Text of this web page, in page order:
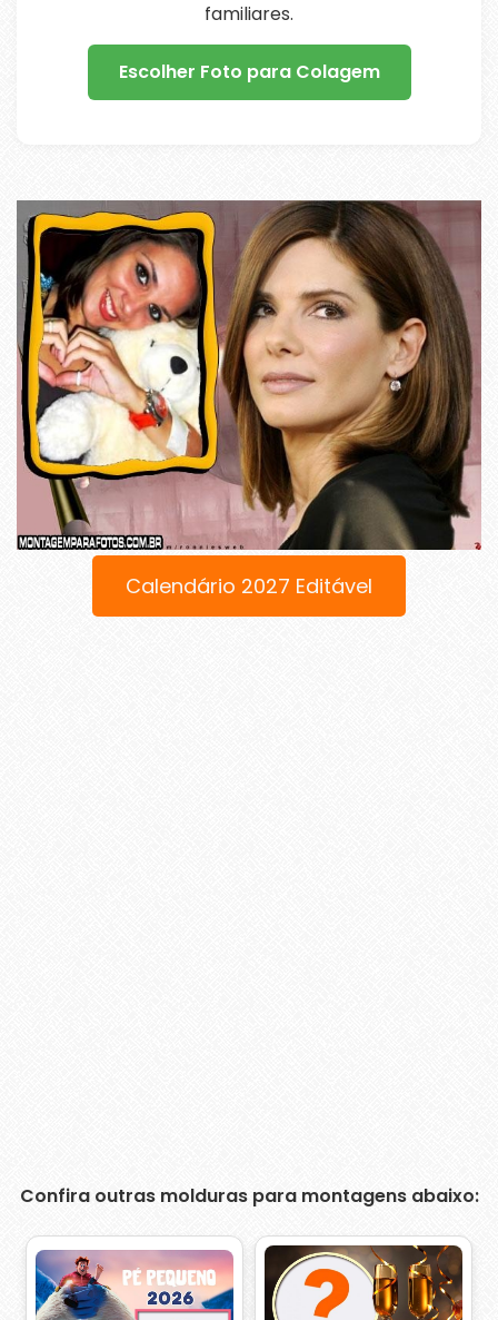
familiares.
Escolher Foto para Colagem
Calendário 2027 Editável
Confira outras molduras para montagens abaixo: